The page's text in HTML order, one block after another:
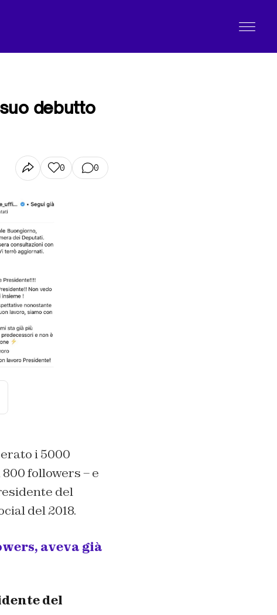
debutto
0 0
i 5000
followers – e
del
del 2018.
aveva già
del